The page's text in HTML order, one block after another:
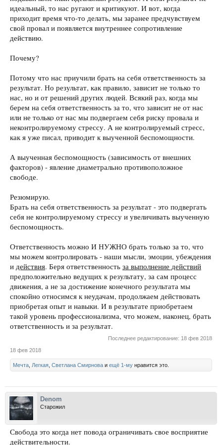
идеальный, то нас ругают и критикуют. И вот, когда
приходит время что-то делать, мы заранее предчувствуем
свой провал и появляется внутреннее сопротивление
действию.
Почему?
Потому что нас приучили брать на себя ответственность за
результат. Но результат, как правило, зависит не только то
нас, но и от решений других людей. Всякий раз, когда мы
берем на себя ответственность за то, что зависит не от нас
или не только от нас мы подвергаем себя риску провала и
неконтролируемому стрессу. А не контролируемый стресс,
как я уже писал, приводит к выученной беспомощности.
А выученная беспомощность (зависимость от внешних
факторов) - явление диаметрально противоположное
свободе.
Резюмирую.
Брать на себя ответственность за результат - это подвергать
себя не контролируемому стрессу и увеличивать выученную
беспомощность.
Ответственность можно И НУЖНО брать только за то, что
мы можем контролировать - наши мысли, эмоции, убеждения
и действия. Беря ответственность за выполнение действий
предположительно ведущих к результату, за сам процесс
движения, а не за достижение конечного результата мы
спокойно относимся к неудачам, продолжаем действовать
приобретая опыт и навыки. И в результате приобретаем
такой уровень профессионализма, что можем, наконец, брать
ответственность и за результат.
Последнее редактирование: 18 фев 2018
18 фев 2018
Мечта Легкая Светлана Смирнова и ещё 1-му нравится это.
Denom
Старожил
Свобода это когда нет повода ограничивать свое восприятие
действительности.